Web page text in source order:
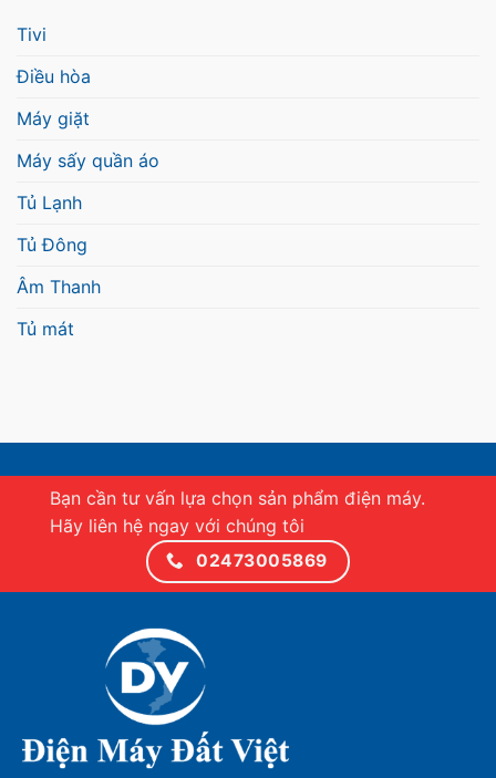
Tivi
Điều hòa
Máy giặt
Máy sấy quần áo
Tủ Lạnh
Tủ Đông
Âm Thanh
Tủ mát
Bạn cần tư vấn lựa chọn sản phẩm điện máy.
Hãy liên hệ ngay với chúng tôi
02473005869